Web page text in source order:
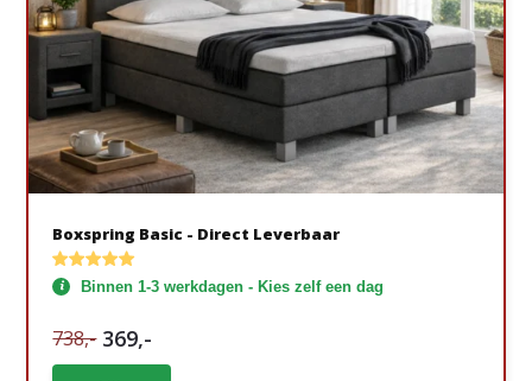
Boxspring Basic - Direct Leverbaar
Binnen 1-3 werkdagen - Kies zelf een dag
738,- 369,-